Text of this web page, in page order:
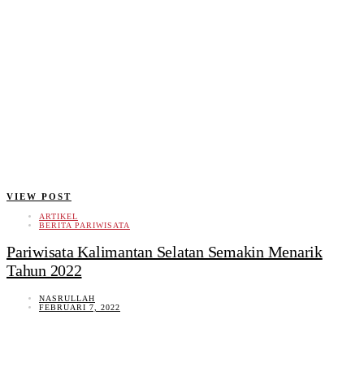
VIEW POST
ARTIKEL
BERITA PARIWISATA
Pariwisata Kalimantan Selatan Semakin Menarik
Tahun 2022
NASRULLAH
FEBRUARI 7, 2022